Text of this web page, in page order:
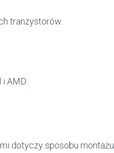
tranzystorów.
AMD.
dotyczy sposobu montażu.